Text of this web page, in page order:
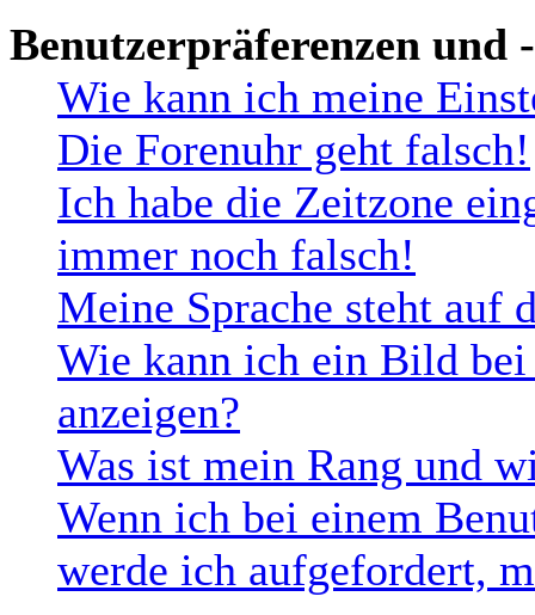
Benutzerpräferenzen und
Wie kann ich meine
Die Forenuhr geht falsch!
Ich habe die Zeitzone
immer noch falsch!
Meine Sprache steht auf
Wie kann ich ein Bild
anzeigen?
Was ist mein Rang und
Wenn ich bei einem
werde ich aufgefordert,